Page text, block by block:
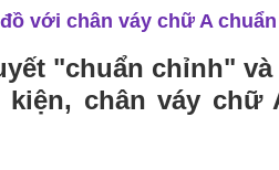
với chân váy chữ A
"chuẩn chỉnh" và
kiện, chân váy chữ